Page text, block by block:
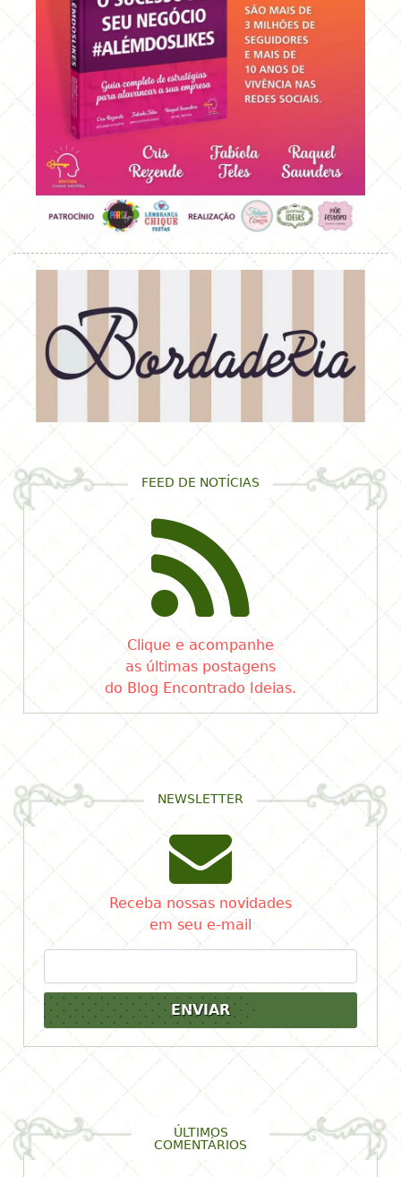
FEED DE NOTÍCIAS
Clique e acompanhe
as últimas postagens
do Blog Encontrado Ideias.
NEWSLETTER
Receba nossas novidades
em seu e-mail
ENVIAR
ÚLTIMOS
COMENTÁRIOS